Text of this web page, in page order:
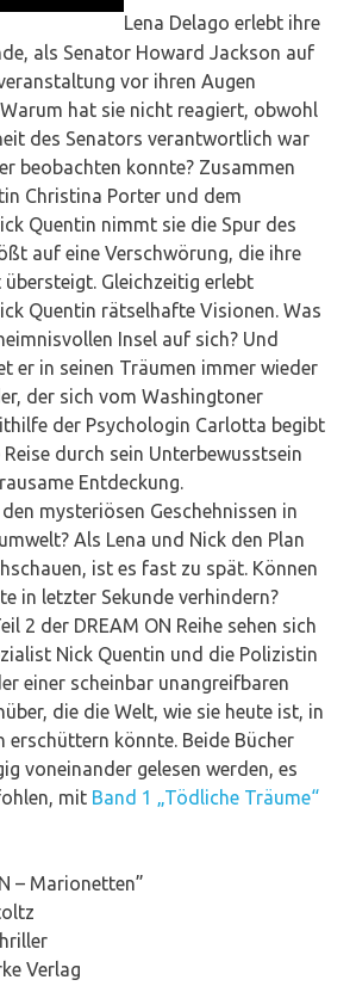
Lena Delago erlebt ihre
als Senator Howard Jackson auf
vor ihren Augen
hat sie nicht reagiert, obwohl
des Senators verantwortlich war
beobachten konnte? Zusammen
Christina Porter und dem
Quentin nimmt sie die Spur des
auf eine Verschwörung, die ihre
Gleichzeitig erlebt
Quentin rätselhafte Visionen. Was
Insel auf sich? Und
er in seinen Träumen immer wieder
der sich vom Washingtoner
der Psychologin Carlotta begibt
durch sein Unterbewusstsein
Entdeckung.
mysteriösen Geschehnissen in
Als Lena und Nick den Plan
ist es fast zu spät. Können
in letzter Sekunde verhindern?
2 der DREAM ON Reihe sehen sich
Nick Quentin und die Polizistin
einer scheinbar unangreifbaren
die die Welt, wie sie heute ist, in
erschüttern könnte. Beide Bücher
voneinander gelesen werden, es
mit Band 1 „Tödliche Träume“
– Marionetten”
Verlag